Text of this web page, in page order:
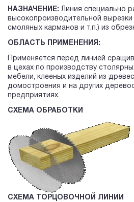
НАЗНАЧЕНИЕ: Линия специально
высокопроизводительной
смоляных карманов и т.п.) из
ОБЛАСТЬ ПРИМЕНЕНИЯ:
Применяется перед линией
в цехах по производству
мебели, клееных изделий из
домостроения и на других
предприятиях.
СХЕМА ОБРАБОТКИ
СХЕМА ТОРЦОВОЧНОЙ ЛИНИИ